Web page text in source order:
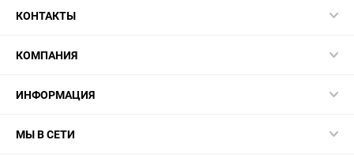
КОНТАКТЫ
КОМПАНИЯ
ИНФОРМАЦИЯ
МЫ В СЕТИ